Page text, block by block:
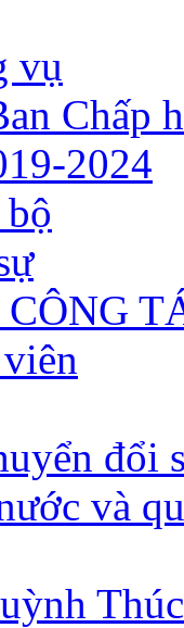
vụ
Chấp
2024
đổi
và